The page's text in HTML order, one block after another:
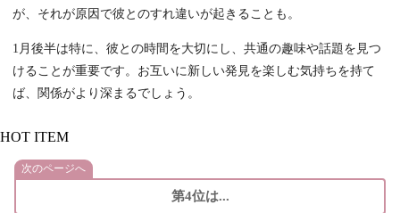
が、それが原因で彼とのすれ違いが起きることも。
1月後半は特に、彼との時間を大切にし、共通の趣味や話題を見つ
けることが重要です。お互いに新しい発見を楽しむ気持ちを持て
ば、関係がより深まるでしょう。
HOT ITEM
次のページへ
第4位は...